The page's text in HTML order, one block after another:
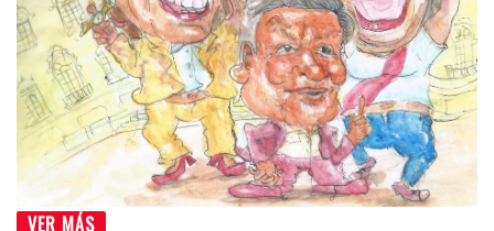
VER MÁS